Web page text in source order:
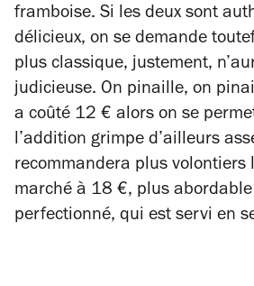
framboise. Si les deux sont
délicieux, on se demande
plus classique, justement,
judicieuse. On pinaille, on
a coûté 12 € alors on se
l’addition grimpe d’ailleurs
recommandera plus volontiers
marché à 18 €, plus
perfectionné, qui est servi en